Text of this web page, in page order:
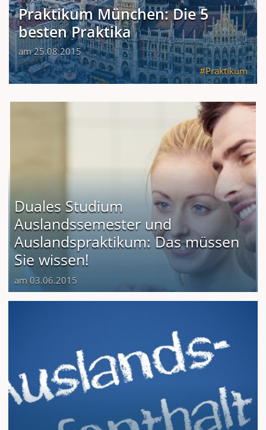
Praktikum München: Die 5
besten Praktika
am 25.08.2015
Praktikum
Duales Studium
Auslandssemester und
Auslandspraktikum: Das müssen
Sie wissen!
am 03.06.2015